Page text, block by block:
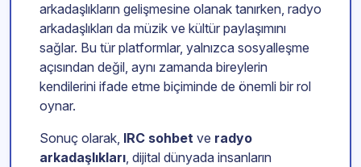
arkadaşlıkların gelişmesine olanak tanırken, radyo
arkadaşlıkları da müzik ve kültür paylaşımını
sağlar. Bu tür platformlar, yalnızca sosyalleşme
açısından değil, aynı zamanda bireylerin
kendilerini ifade etme biçiminde de önemli bir rol
oynar.
Sonuç olarak, IRC sohbet ve radyo
arkadaşlıkları, dijital dünyada insanların